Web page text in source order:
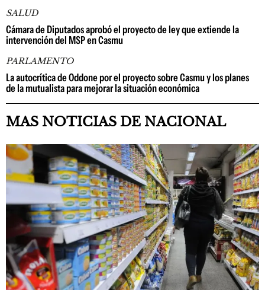
SALUD
Cámara de Diputados aprobó el proyecto de ley que extiende la
intervención del MSP en Casmu
PARLAMENTO
La autocrítica de Oddone por el proyecto sobre Casmu y los planes
de la mutualista para mejorar la situación económica
MAS NOTICIAS DE NACIONAL